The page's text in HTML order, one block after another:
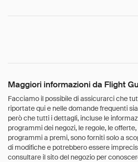
Maggiori informazioni da Flight
Facciamo il possibile di assicurarci che
riportate qui e nelle domande frequenti
però che tutti i dettagli, incluse le
programmi dei negozi, le regole, le
programmi a premi, sono forniti solo a
di modifiche e potrebbero essere
consultare il sito del negozio per